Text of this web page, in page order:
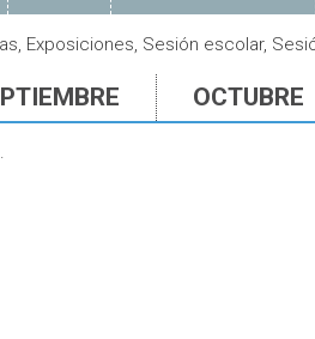
Exposiciones, Sesión escolar,
OCTUBRE